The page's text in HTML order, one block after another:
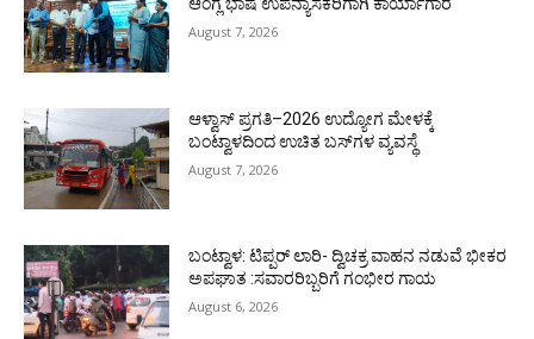
August 7, 2026
ಆಳ್ವಾಸ್ ಪ್ರಗತಿ–2026 ಉದ್ಯೋಗ ಮೇಳಕ್ಕೆ
ಬಂಟ್ವಾಳದಿಂದ ಉಚಿತ ಬಸ್‌ಗಳ ವ್ಯವಸ್ಥೆ
August 7, 2026
ಬಂಟ್ವಾಳ: ಟಿಪ್ಪರ್ ಲಾರಿ- ದ್ವಿಚಕ್ರ ವಾಹನ ನಡುವೆ ಭೀಕರ
ಅಪಘಾತ :ಸವಾರರಿಬ್ಬರಿಗೆ ಗಂಭೀರ ಗಾಯ
August 6, 2026